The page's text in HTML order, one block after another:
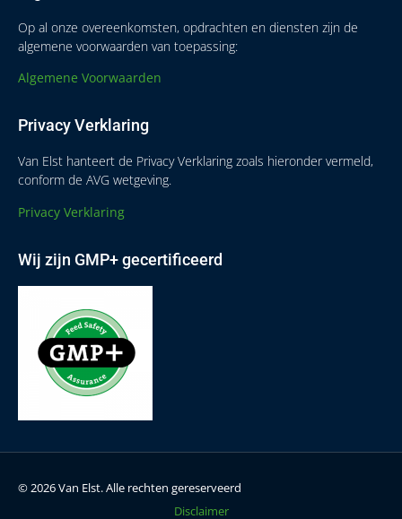
Op al onze overeenkomsten, opdrachten en diensten zijn de
algemene voorwaarden van toepassing:
Algemene Voorwaarden
Privacy Verklaring
Van Elst hanteert de Privacy Verklaring zoals hieronder vermeld,
conform de AVG wetgeving.
Privacy Verklaring
Wij zijn GMP+ gecertificeerd
© 2026 Van Elst. Alle rechten gereserveerd
Disclaimer